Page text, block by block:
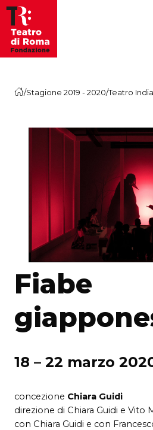
Vai al contenuto
/Stagione 2019 - 2020/Teatro India
Fiabe
18 – 22 marzo
concezione Chiara Guidi
direzione di Chiara Guidi e Vito
con Chiara Guidi e con